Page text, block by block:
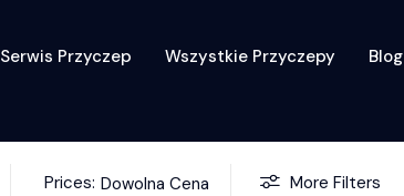
Serwis Przyczep Wszystkie Przyczepy Blog
Prices: Dowolna Cena More Filters